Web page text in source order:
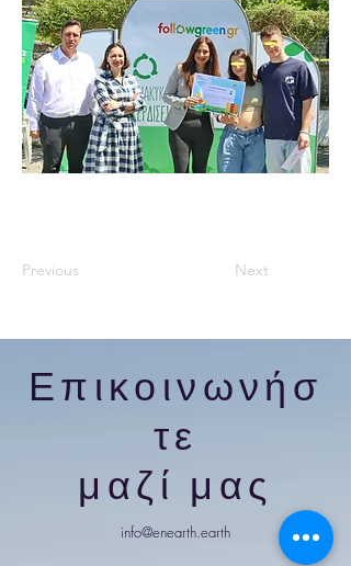
Previous Next
Επικοινωνήσ
τε
μαζί μας
info@enearth.earth